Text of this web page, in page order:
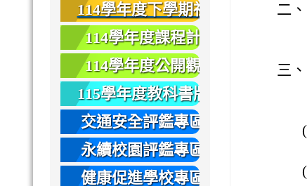
二、
三、
114學年度下學期社
團報名
114學年度課程計
畫
114學年度公開觀
課
115學年度教科書版
本
交通安全評鑑專區
永續校園評鑑專區
健康促進學校專區